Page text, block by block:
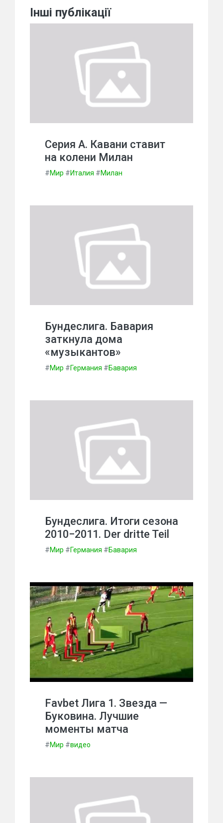
Інші публікації
Серия А. Кавани ставит
на колени Милан
#Мир #Италия #Милан
Бундеслига. Бавария
заткнула дома
«музыкантов»
#Мир #Германия #Бавария
Бундеслига. Итоги сезона
2010−2011. Der dritte Teil
#Мир #Германия #Бавария
Favbet Лига 1. Звезда —
Буковина. Лучшие
моменты матча
#Мир #видео